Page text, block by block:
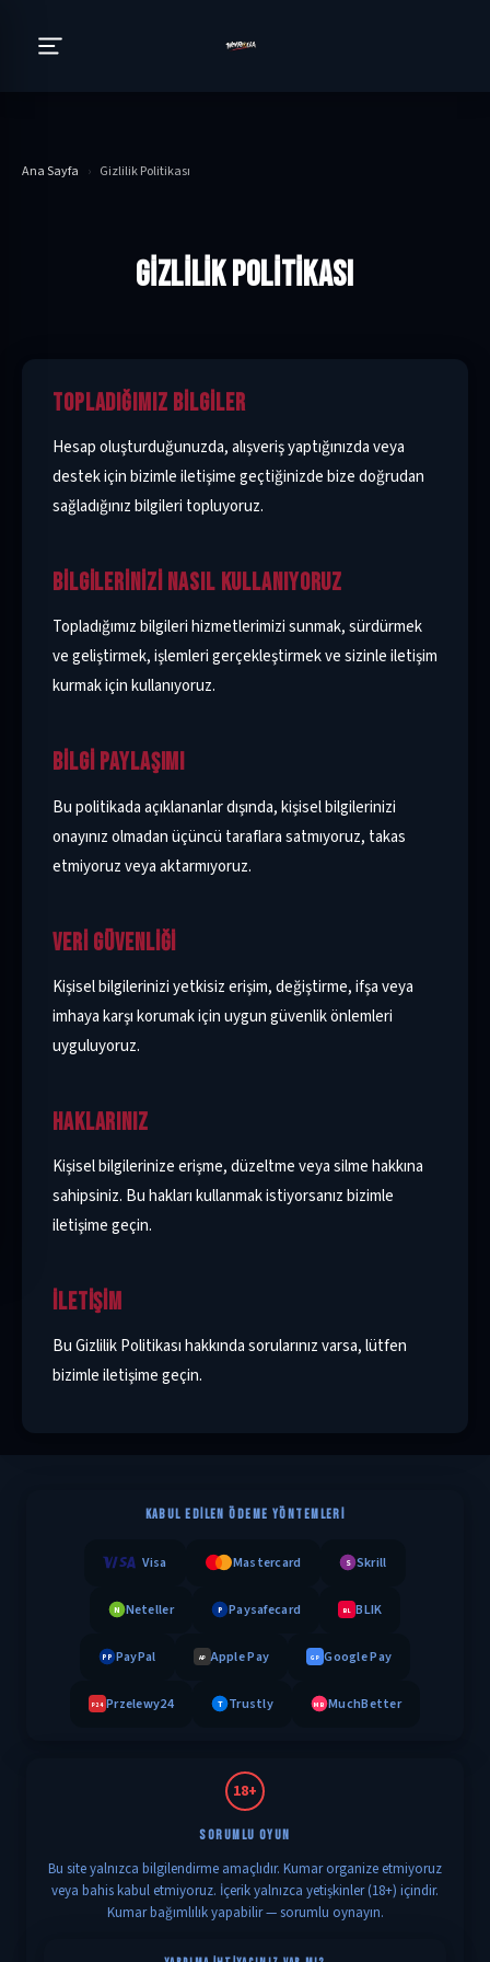
Ana Sayfa › Gizlilik Politikası
GIZLILIK POLITIKASI
TOPLADIĞIMIZ BILGILER
Hesap oluşturduğunuzda, alışveriş yaptığınızda veya
destek için bizimle iletişime geçtiğinizde bize doğrudan
sağladığınız bilgileri topluyoruz.
BILGILERINIZI NASIL KULLANIYORUZ
Topladığımız bilgileri hizmetlerimizi sunmak, sürdürmek
ve geliştirmek, işlemleri gerçekleştirmek ve sizinle iletişim
kurmak için kullanıyoruz.
BILGI PAYLAŞIMI
Bu politikada açıklananlar dışında, kişisel bilgilerinizi
onayınız olmadan üçüncü taraflara satmıyoruz, takas
etmiyoruz veya aktarmıyoruz.
VERI GÜVENLIĞI
Kişisel bilgilerinizi yetkisiz erişim, değiştirme, ifşa veya
imhaya karşı korumak için uygun güvenlik önlemleri
uyguluyoruz.
HAKLARINIZ
Kişisel bilgilerinize erişme, düzeltme veya silme hakkına
sahipsiniz. Bu hakları kullanmak istiyorsanız bizimle
iletişime geçin.
İLETIŞIM
Bu Gizlilik Politikası hakkında sorularınız varsa, lütfen
bizimle iletişime geçin.
KABUL EDILEN ÖDEME YÖNTEMLERI
Visa Mastercard S Skrill
N Neteller P Paysafecard BL BLIK
PP PayPal AP Apple Pay GP Google Pay
P24 Przelewy24 T Trustly MB MuchBetter
18+
SORUMLU OYUN
Bu site yalnızca bilgilendirme amaçlıdır. Kumar organize etmiyoruz
veya bahis kabul etmiyoruz. İçerik yalnızca yetişkinler (18+) içindir.
Kumar bağımlılık yapabilir — sorumlu oynayın.